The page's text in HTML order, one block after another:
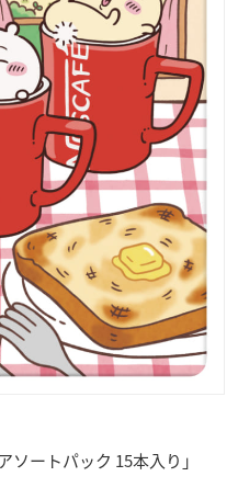
ソートパック 15本入り」